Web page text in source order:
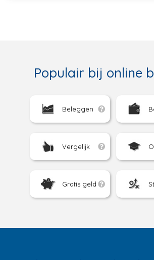
Populair bij online
Beleggen
Vergelijk
Gratis geld